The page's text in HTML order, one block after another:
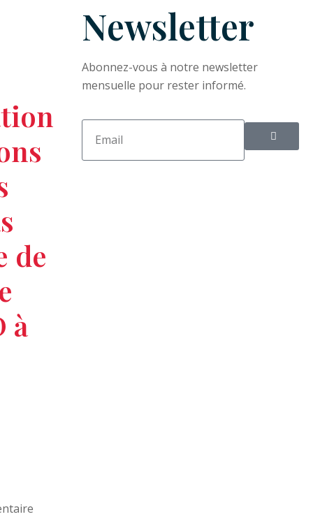
de
à
Newsletter
Abonnez-vous à notre newsletter
mensuelle pour rester informé.